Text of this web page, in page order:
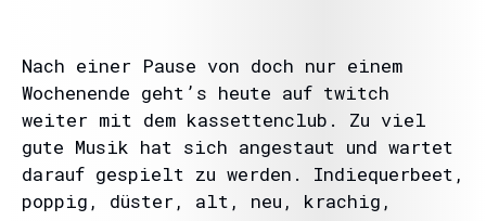
Nach einer Pause von doch nur einem
Wochenende geht’s heute auf twitch
weiter mit dem kassettenclub. Zu viel
gute Musik hat sich angestaut und wartet
darauf gespielt zu werden. Indiequerbeet,
poppig, düster, alt, neu, krachig,